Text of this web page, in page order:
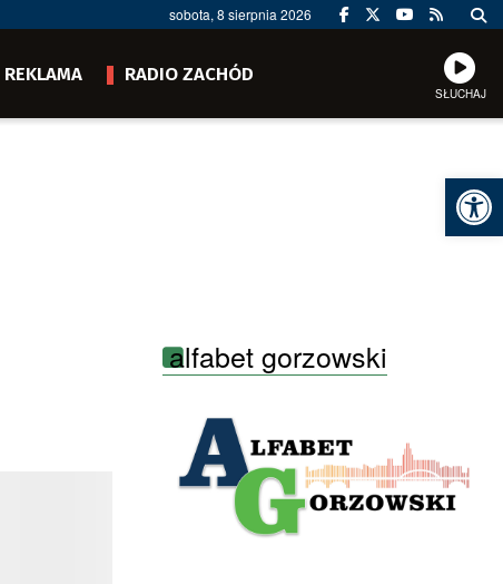
sobota, 8 sierpnia 2026
REKLAMA RADIO ZACHÓD
SŁUCHAJ
alfabet gorzowski